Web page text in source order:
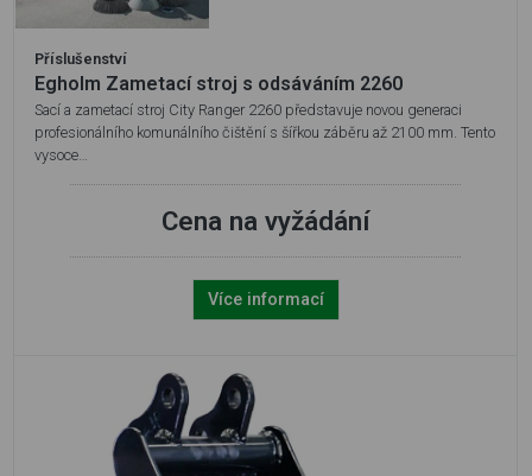
Příslušenství
Egholm Zametací stroj s odsáváním 2260
Sací a zametací stroj City Ranger 2260 představuje novou generaci
profesionálního komunálního čištění s šířkou záběru až 2100 mm. Tento
vysoce…
Cena na vyžádání
Více informací